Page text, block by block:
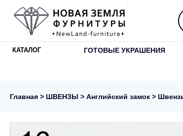
КАТАЛОГ ГОТОВЫЕ УКРАШЕНИЯ
Главная > ШВЕНЗЫ > Английский замок >